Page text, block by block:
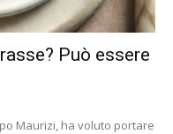
Può essere
Maurizi, ha voluto portare